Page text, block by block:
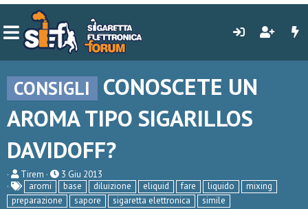
CONSIGLI
CONOSCETE UN
AROMA TIPO SIGARILLOS
DAVIDOFF?
C
r
e
a
Tirem
D
a
t
a
3 Giu 2013
aromi
base diluizione eliquid fare liquido
mixing
preparazione
sapore sigaretta elettronica simile